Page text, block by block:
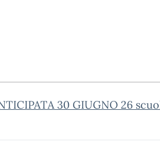
30 GIUGNO 26